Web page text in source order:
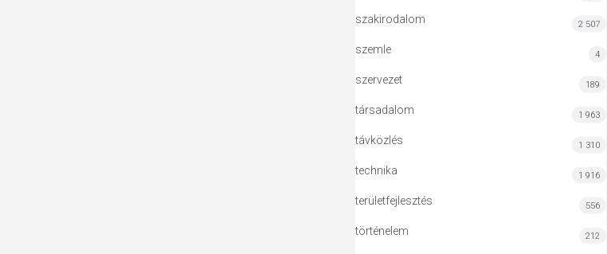
szakirodalom 2 507
szemle 4
szervezet 189
társadalom 1 963
távközlés 1 310
technika 1 916
területfejlesztés 556
történelem 212